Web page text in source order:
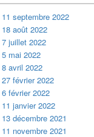
11 septembre 2022
18 août 2022
7 juillet 2022
5 mai 2022
8 avril 2022
27 février 2022
6 février 2022
11 janvier 2022
13 décembre 2021
11 novembre 2021